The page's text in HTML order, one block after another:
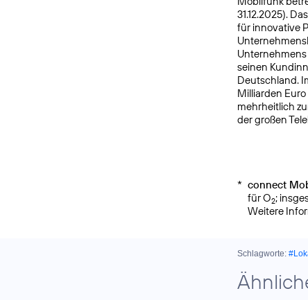
31.12.2025).
für innovative
seinen
Deutschland.
Milliarden
mehrheitlich
der großen
* connect
für O2;
Weitere
Schlagworte: